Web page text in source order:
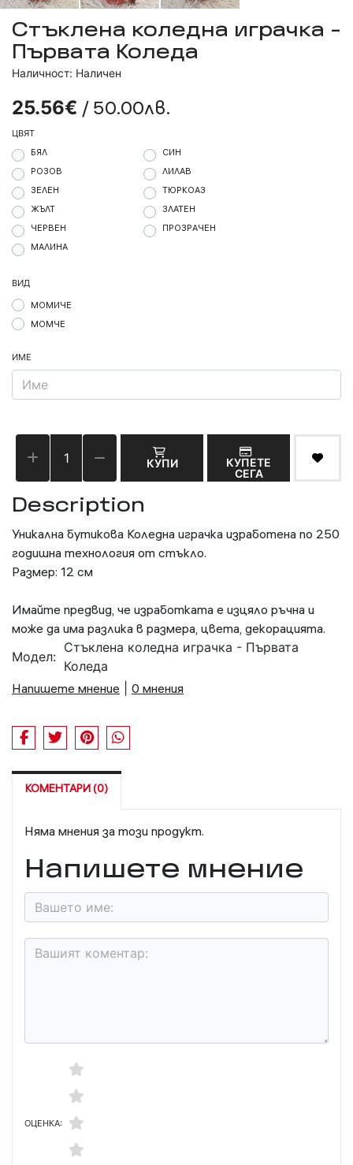
Стъклена коледна играчка -
Първата Коледа
Наличност: Наличен
25.56€ / 50.00лв.
ЦВЯТ
БЯЛ
СИН
РОЗОВ
ЛИЛАВ
ЗЕЛЕН
ТЮРКОАЗ
ЖЪЛТ
ЗЛАТЕН
ЧЕРВЕН
ПРОЗРАЧЕН
МАЛИНА
ВИД
МОМИЧЕ
МОМЧЕ
ИМЕ
КУПИ
КУПЕТЕ
СЕГА
Description
Уникална бутикова Коледна играчка изработена по 250
годишна технология от стъкло.
Размер: 12 см
Имайте предвид, че изработката е изцяло ръчна и
може да има разлика в размера, цвета, декорацията.
Модел:
Стъклена коледна играчка - Първата
Коледа
Напишете мнение
0 мнения
КОМЕНТАРИ (0)
Няма мнения за този продукт.
Напишете мнение
ОЦЕНКА: